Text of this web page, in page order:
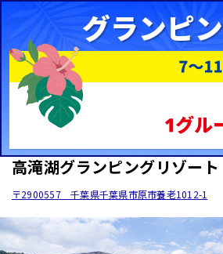
総合旅行サイトHIS グラ
高滝湖グランピングリゾート
〒2900557 千葉県千葉県市原市養老1012-1